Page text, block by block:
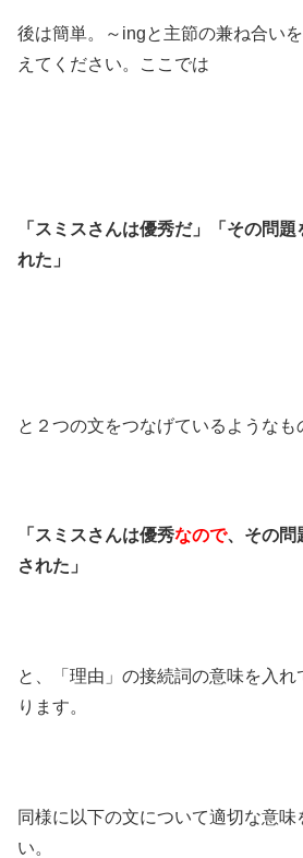
後は簡単。～ingと主節の兼ね合い
えてください。ここでは
「スミスさんは優秀だ」「その問
れた」
と２つの文をつなげているようなも
「スミスさんは優秀なので、その問
された」
と、「理由」の接続詞の意味を入
ります。
同様に以下の文について適切な意味
い。